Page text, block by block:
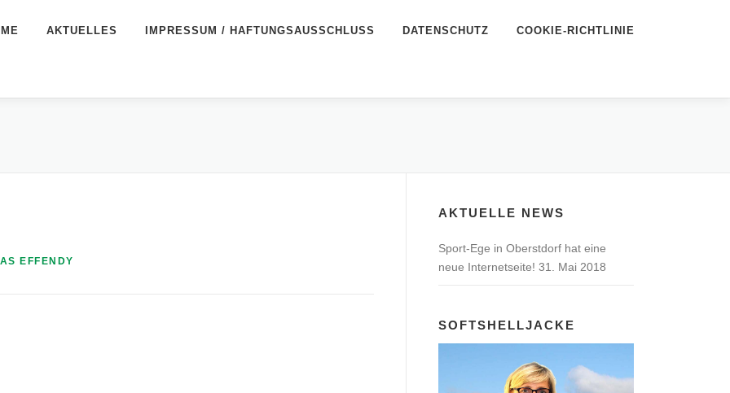
AKTUELLES IMPRESSUM / HAFTUNGSAUSSCHLUSS DATENSCHUTZ COOKIE-RICHTLINIE
EFFENDY
AKTUELLE NEWS
Sport-Ege in Oberstdorf hat eine
neue Internetseite! 31. Mai 2018
SOFTSHELLJACKE